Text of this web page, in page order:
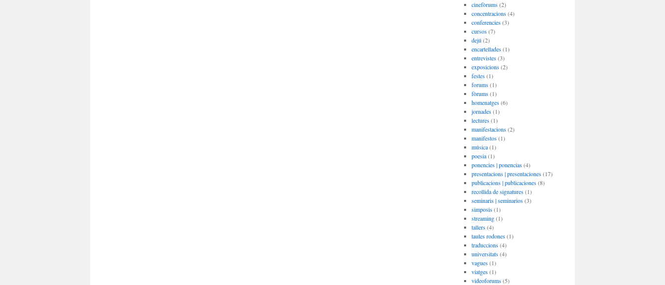
cinefòrums(2)
concentracions(4)
conferencies(3)
cursos(7)
dejú (2)
encartellades(1)
entrevistes(3)
exposicions(2)
festes(1)
forums(1)
fòrums(1)
homenatges(6)
jornades(1)
lectures(1)
manifestacions(2)
manifestos(1)
música(1)
poesia(1)
ponencies | ponencias(4)
presentacions | presentaciones(17)
publicacions | publicaciones(8)
recollida de signatures(1)
seminaris | seminarios(3)
simposis(1)
streaming(1)
tallers(4)
taules rodones(1)
traduccions(4)
universitats(4)
vagues(1)
viatges(1)
videoforums(5)